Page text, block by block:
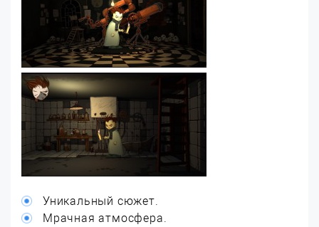
Уникальный сюжет.
Мрачная атмосфера.